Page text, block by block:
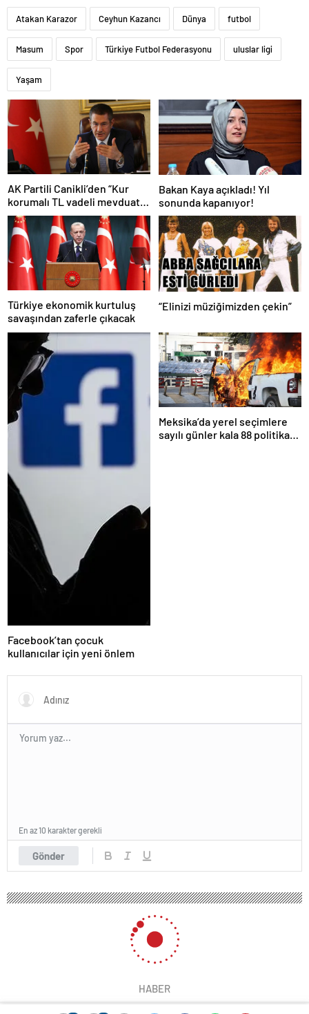
Atakan Karazor Ceyhun Kazancı Dünya futbol
Masum Spor Türkiye Futbol Federasyonu uluslar ligi
Yaşam
AK Partili Canikli’den “Kur
korumalı TL vadeli mevduat
sistemi” açıklaması!
Bakan Kaya açıkladı! Yıl
sonunda kapanıyor!
Türkiye ekonomik kurtuluş
savaşından zaferle çıkacak
“Elinizi müziğimizden çekin”
Facebook’tan çocuk
kullanıcılar için yeni önlem
Meksika’da yerel seçimlere
sayılı günler kala 88 politikacı
Gönder
En az 10 karakter gerekli
HABER